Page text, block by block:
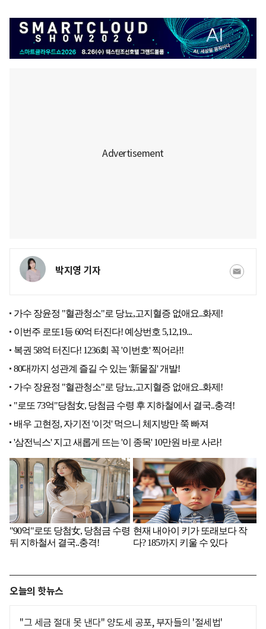
박지영 기자
오늘의 핫뉴스
"그 세금 절대 못 낸다" 양도세 공포, 부자들의 '절세법'